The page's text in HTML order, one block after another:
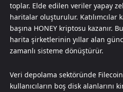
toplar. Elde edilen veriler yapay
haritalar oluşturulur. Katılımcılar
başına HONEY kriptosu kazanır.
harita şirketlerinin yıllar alan
zamanlı sisteme dönüştürür.
Veri depolama sektöründe
kullanıcıların boş disk alanlarını